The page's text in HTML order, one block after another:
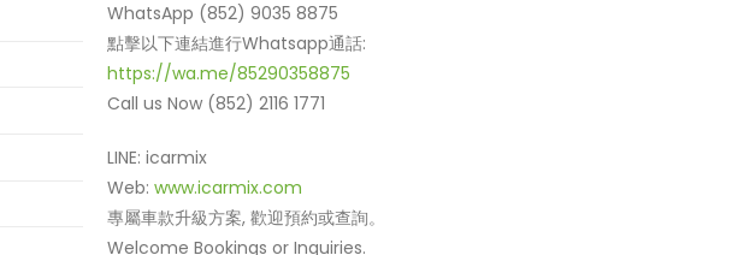
WhatsApp (852) 9035 8875
點擊以下連結進行Whatsapp通話:
https://wa.me/85290358875
Call us Now (852) 2116 1771
LINE: icarmix
Web: www.icarmix.com
專屬車款升級方案, 歡迎預約或查詢。
Welcome Bookings or Inquiries.